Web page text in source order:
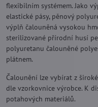
flexibilním systémem. Jako
elastické pásy, pěnový
výplň čalouněná vysokou
sterilizované přírodní husí
polyuretanu čalouněné
plátnem.
Čalounění lze vybírat z
dle vzorkovnice výrobce. K
potahových materiálů.